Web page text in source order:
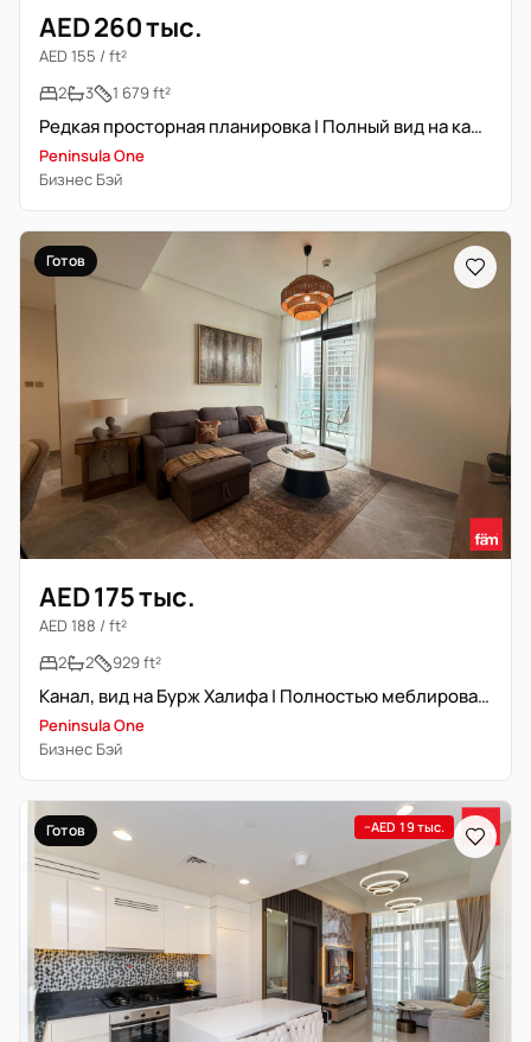
AED 260 тыс.
AED 155 / ft²
2
3 1 679 ft²
Редкая просторная планировка | Полный вид на канал | Готово к заселению
Peninsula One
Бизнес Бэй
Готов
AED 175 тыс.
AED 188 / ft²
2
2 929 ft²
Канал, вид на Бурж Халифа | Полностью меблирована | Угловая планировка
Peninsula One
Бизнес Бэй
Готов −AED 19 тыс.